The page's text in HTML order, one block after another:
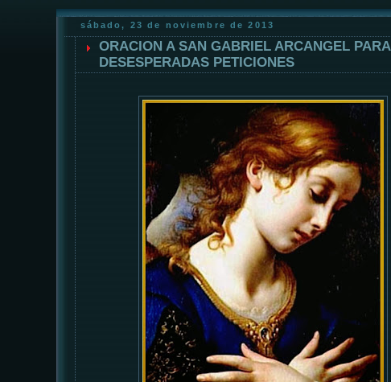
sábado, 23 de noviembre de 2013
ORACION A SAN GABRIEL ARCANGEL PARA
DESESPERADAS PETICIONES